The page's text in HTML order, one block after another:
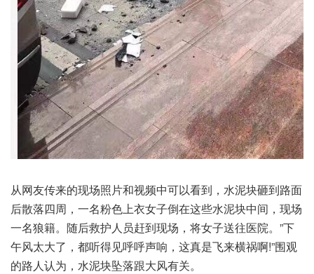
从网友传来的现场照片和视频中可以看到，水泥块砸到路面
后散落四周，一名粉色上衣女子倒在这些水泥块中间，现场
一名狼籍。随后救护人员赶到现场，将女子送往医院。”下
午风太大了，都听得见呼呼声响，这真是飞来横祸啊!”围观
的路人认为，水泥块坠落跟大风有关。